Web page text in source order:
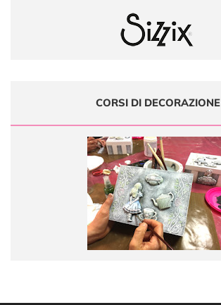
CORSI DI DECORAZIONE